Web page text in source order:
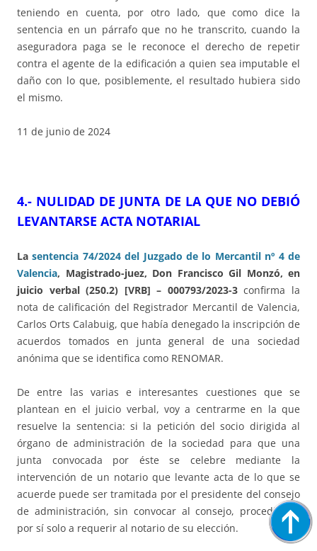
teniendo en cuenta, por otro lado, que como dice la
sentencia en un párrafo que no he transcrito, cuando la
aseguradora paga se le reconoce el derecho de repetir
contra el agente de la edificación a quien sea imputable el
daño con lo que, posiblemente, el resultado hubiera sido
el mismo.
11 de junio de 2024
4.- NULIDAD DE JUNTA DE LA QUE NO DEBIÓ
LEVANTARSE ACTA NOTARIAL
Lasentencia 74/2024 del Juzgado de lo Mercantil nº 4 de
Valencia, Magistrado-juez, Don Francisco Gil Monzó, en
juicio verbal (250.2) [VRB] – 000793/2023-3confirma la
nota de calificación del Registrador Mercantil de Valencia,
Carlos Orts Calabuig, que había denegado la inscripción de
acuerdos tomados en junta general de una sociedad
anónima que se identifica como RENOMAR.
De entre las varias e interesantes cuestiones que se
plantean en el juicio verbal, voy a centrarme en la que
resuelve la sentencia: si la petición del socio dirigida al
órgano de administración de la sociedad para que una
junta convocada por éste se celebre mediante la
intervención de un notario que levante acta de lo que se
acuerde puede ser tramitada por el presidente del consejo
de administración, sin convocar al consejo, procediendo
por sí solo a requerir al notario de su elección.